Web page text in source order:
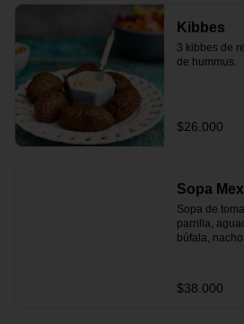
Kibbes
3 kibbes de
de hummus.
$26.000
Sopa
Sopa de
parrilla,
búfala,
$38.000